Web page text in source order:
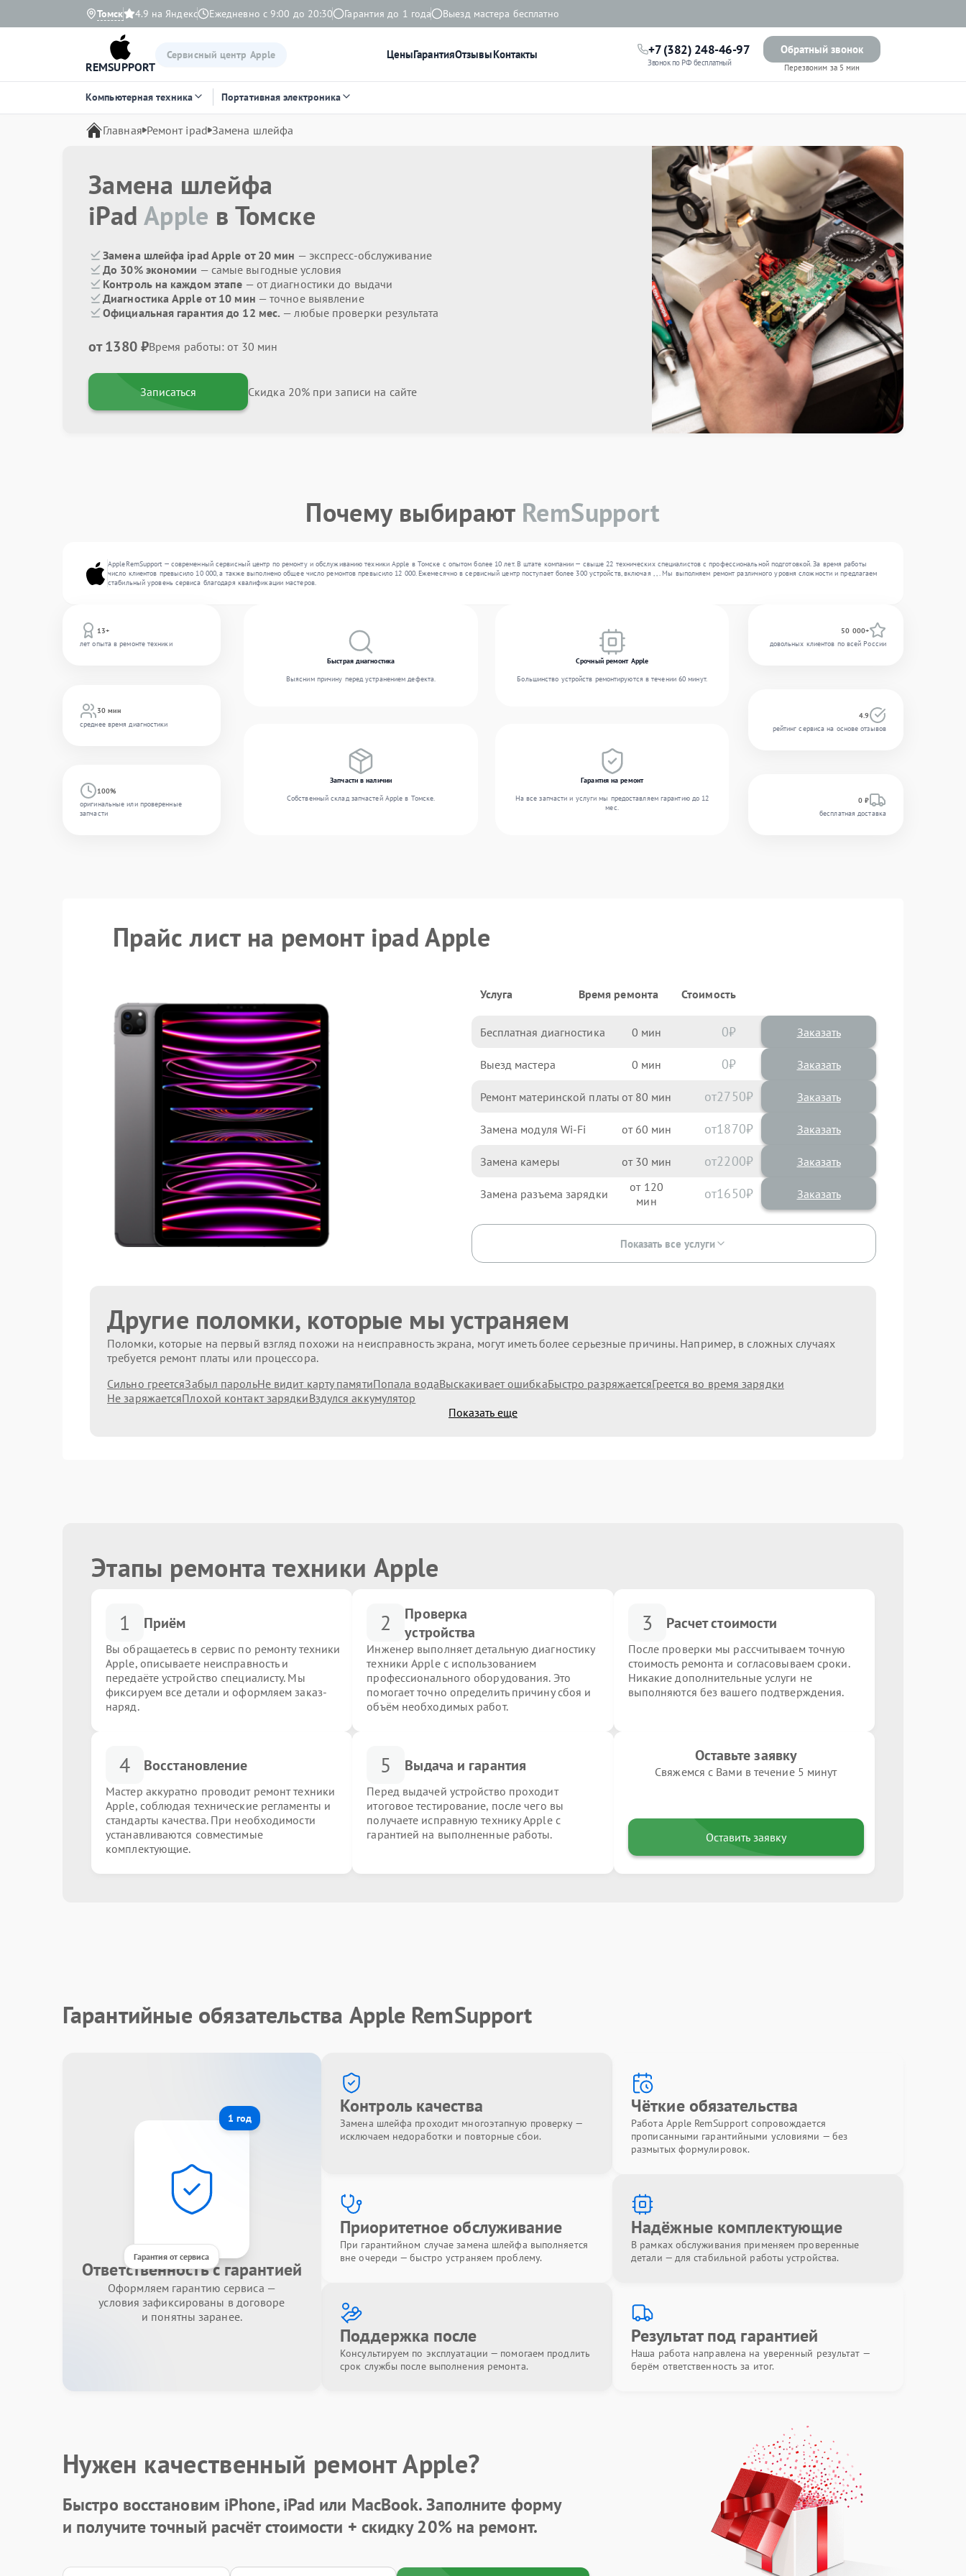
Томск 4.9 на Яндекс Ежедневно с 9:00 до 20:30 Гарантия до 1 года Выезд мастера бесплатно
REMSUPPORT
Сервисный центр Apple ЦеныГарантияОтзывыКонтакты +7 (382) 248-46-97
Звонок по РФ бесплатный
Обратный звонок
Перезвоним за 5 мин
Компьютерная техника Портативная электроника
Главная Ремонт ipad Замена шлейфа
Замена шлейфа
iPad Apple в Томске
Замена шлейфа ipad Apple от 20 мин — экспресс-обслуживание
До 30% экономии — самые выгодные условия
Контроль на каждом этапе — от диагностики до выдачи
Диагностика Apple от 10 мин — точное выявление
Официальная гарантия до 12 мес. — любые проверки результата
от 1380 ₽Время работы: от 30 мин
Записаться Скидка 20% при записи на сайте
Почему выбирают RemSupport
AppleRemSupport — современный сервисный центр по ремонту и обслуживанию техники Apple в Томске с опытом более 10 лет. В штате компании — свыше 22 технических специалистов с профессиональной подготовкой. За время работы
число клиентов превысило 10 000, а также выполнено общее число ремонтов превысило 12 000. Ежемесячно в сервисный центр поступает более 300 устройств, включая , , . Мы выполняем ремонт различного уровня сложности и предлагаем
стабильный уровень сервиса благодаря квалификации мастеров.
13+
лет опыта в ремонте техники
30 мин
среднее время диагностики
100%
оригинальные или проверенные
запчасти
Быстрая диагностика
Выясним причину перед устранением дефекта.
Срочный ремонт Apple
Большинство устройств ремонтируются в течении 60 минут.
Запчасти в наличии
Собственный склад запчастей Apple в Томске.
Гарантия на ремонт
На все запчасти и услуги мы предоставляем гарантию до 12
мес.
50 000+
довольных клиентов по всей России
4.9
рейтинг сервиса на основе отзывов
0 ₽
бесплатная доставка
Прайс лист на ремонт ipad Apple
Услуга Время ремонта Стоимость
Бесплатная диагностика 0 0 Заказать
Выезд мастера 0 0 Заказать
Ремонт материнской платы 80 2750
Замена модуля Wi-Fi 60 1870
Замена камеры 30 2200
Замена разъема зарядки 120 1650
Показать все услуги
Другие поломки, которые мы устраняем
Поломки, которые на первый взгляд похожи на неисправность экрана, могут иметь более серьезные причины. Например, в сложных случаях
требуется ремонт платы или процессора.
Сильно греетсяЗабыл парольНе видит карту памятиПопала водаВыскакивает ошибкаБыстро разряжаетсяГреется во время зарядки
Не заряжаетсяПлохой контакт зарядкиВздулся аккумулятор
Показать еще
Этапы ремонта техники Apple
1 Приём
Вы обращаетесь в сервис по ремонту техники
Apple, описываете неисправность и
передаёте устройство специалисту. Мы
фиксируем все детали и оформляем заказ-
наряд.
2
Проверка
устройства
Инженер выполняет детальную диагностику
техники Apple с использованием
профессионального оборудования. Это
помогает точно определить причину сбоя и
объём необходимых работ.
3 Расчет стоимости
После проверки мы рассчитываем точную
стоимость ремонта и согласовываем сроки.
Никакие дополнительные услуги не
выполняются без вашего подтверждения.
4 Восстановление
Мастер аккуратно проводит ремонт техники
Apple, соблюдая технические регламенты и
стандарты качества. При необходимости
устанавливаются совместимые
комплектующие.
5 Выдача и гарантия
Перед выдачей устройство проходит
итоговое тестирование, после чего вы
получаете исправную технику Apple с
гарантией на выполненные работы.
Оставьте заявку
Свяжемся с Вами в течение 5 минут
Оставить заявку
Гарантийные обязательства Apple RemSupport
1 год
Гарантия от сервиса
Ответственность с гарантией
Оформляем гарантию сервиса —
условия зафиксированы в договоре
и понятны заранее.
Контроль качества
Замена шлейфа проходит многоэтапную проверку —
исключаем недоработки и повторные сбои.
Чёткие обязательства
Работа Apple RemSupport сопровождается
прописанными гарантийными условиями — без
размытых формулировок.
Приоритетное обслуживание
При гарантийном случае замена шлейфа выполняется
вне очереди — быстро устраняем проблему.
Надёжные комплектующие
В рамках обслуживания применяем проверенные
детали — для стабильной работы устройства.
Поддержка после
Консультируем по эксплуатации — помогаем продлить
срок службы после выполнения ремонта.
Результат под гарантией
Наша работа направлена на уверенный результат —
берём ответственность за итог.
Нужен качественный ремонт Apple?
Быстро восстановим iPhone, iPad или MacBook.Заполните форму
и получите точный расчёт стоимости + скидку 20%на ремонт.